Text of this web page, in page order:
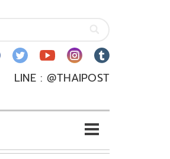
LINE : @THAIPOST